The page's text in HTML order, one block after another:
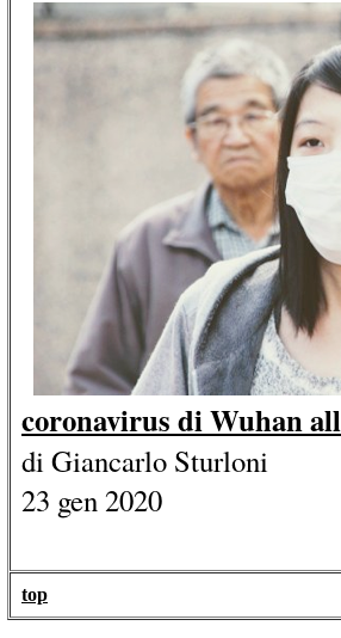
coronavirus di Wuhan
di Giancarlo Sturloni
23 gen 2020
top